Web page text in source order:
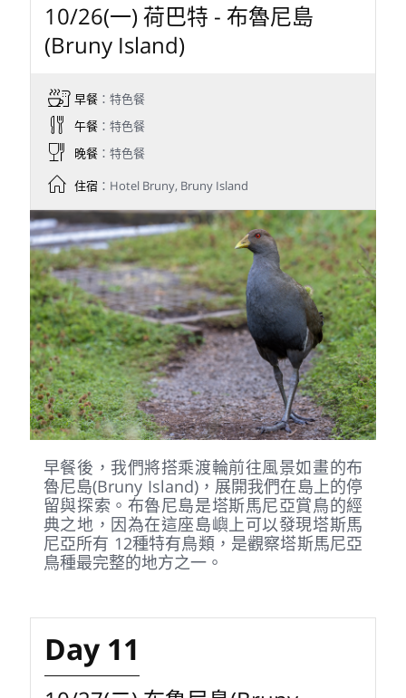
10/26(一) 荷巴特 - 布魯尼島
(Bruny Island)
早餐：特色餐
午餐：特色餐
晚餐：特色餐
住宿：Hotel Bruny, Bruny Island
早餐後，我們將搭乘渡輪前往風景如畫的布
魯尼島(Bruny Island)，展開我們在島上的停
留與探索。布魯尼島是塔斯馬尼亞賞鳥的經
典之地，因為在這座島嶼上可以發現塔斯馬
尼亞所有 12種特有鳥類，是觀察塔斯馬尼亞
鳥種最完整的地方之一。
Day 11